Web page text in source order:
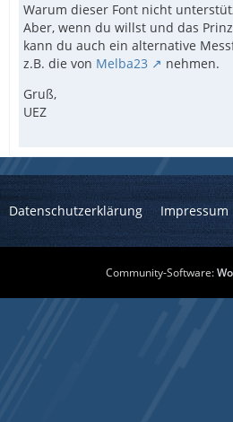
Warum dieser Font nicht
Aber, wenn du willst und das
kann du auch ein alternative
z.B. die von Melba23
nehmen.
Gruß,
UEZ
Datenschutzerklärung Impressum
Community-Software: